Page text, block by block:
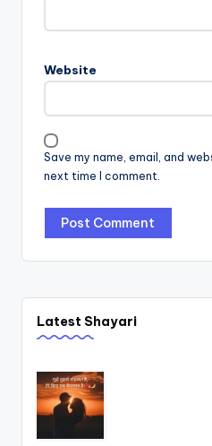
Website
Save my name, email, and
next time I comment.
Latest Shayari